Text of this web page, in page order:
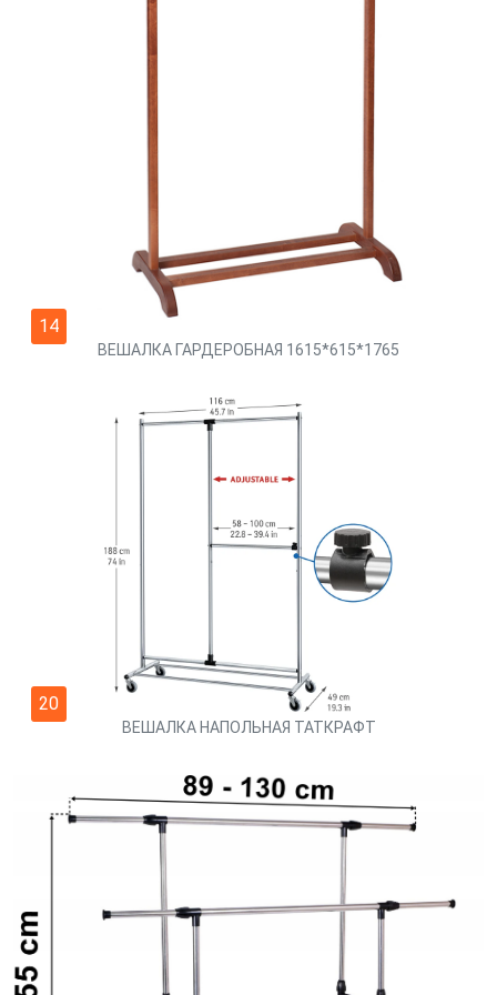
14
ВЕШАЛКА ГАРДЕРОБНАЯ 1615*615*1765
20
ВЕШАЛКА НАПОЛЬНАЯ ТАТКРАФТ